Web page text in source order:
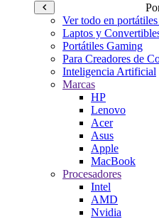
Ver todo en
Laptos y
Portátiles Gaming
Para Creadores de
Inteligencia Artificial
Marcas
HP
Lenovo
Acer
Asus
Apple
MacBook
Procesadores
Intel
AMD
Nvidia